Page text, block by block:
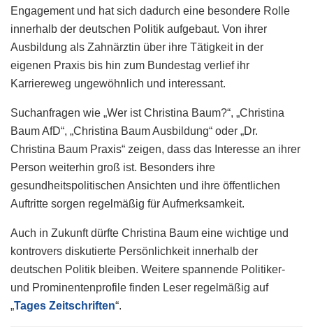
Engagement und hat sich dadurch eine besondere Rolle
innerhalb der deutschen Politik aufgebaut. Von ihrer
Ausbildung als Zahnärztin über ihre Tätigkeit in der
eigenen Praxis bis hin zum Bundestag verlief ihr
Karriereweg ungewöhnlich und interessant.
Suchanfragen wie „Wer ist Christina Baum?“, „Christina
Baum AfD“, „Christina Baum Ausbildung“ oder „Dr.
Christina Baum Praxis“ zeigen, dass das Interesse an ihrer
Person weiterhin groß ist. Besonders ihre
gesundheitspolitischen Ansichten und ihre öffentlichen
Auftritte sorgen regelmäßig für Aufmerksamkeit.
Auch in Zukunft dürfte Christina Baum eine wichtige und
kontrovers diskutierte Persönlichkeit innerhalb der
deutschen Politik bleiben. Weitere spannende Politiker-
und Prominentenprofile finden Leser regelmäßig auf
„Tages Zeitschriften“.